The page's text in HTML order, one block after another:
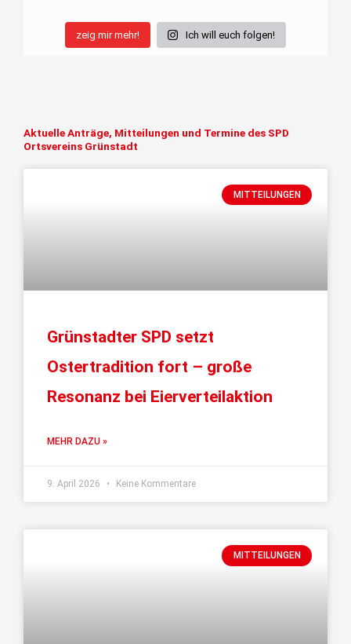
zeig mir mehr! Ich will euch folgen!
Aktuelle Anträge, Mitteilungen und Termine des SPD
Ortsvereins Grünstadt
MITTEILUNGEN
Grünstadter SPD setzt
Ostertradition fort – große
Resonanz bei Eierverteilaktion
MEHR DAZU »
9. April 2026 Keine Kommentare
MITTEILUNGEN